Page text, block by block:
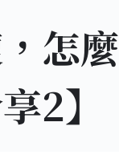
怎麼
2】